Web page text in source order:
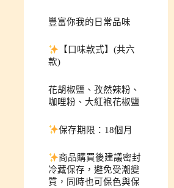
豐富你我的日常品味
【口味款式】(共六
款)
花胡椒鹽、孜然辣粉、
咖哩粉、大紅袍花椒鹽
保存期限：18個月
商品購買後建議密封
冷藏保存，避免受潮變
質，同時也可保色與保